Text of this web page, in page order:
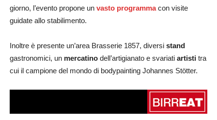
giorno, l’evento propone un vasto programmacon visite
guidate allo stabilimento.
Inoltre è presente un’area Brasserie 1857, diversi stand
gastronomici, un mercatino dell’artigianato e svariati artisti tra
cui il campione del mondo di bodypainting Johannes Stötter.